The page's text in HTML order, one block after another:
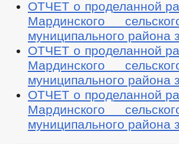
ОТЧЕТ о проделанной
Мардинского
муниципального района
ОТЧЕТ о проделанной
Мардинского
муниципального района
ОТЧЕТ о проделанной
Мардинского
муниципального района